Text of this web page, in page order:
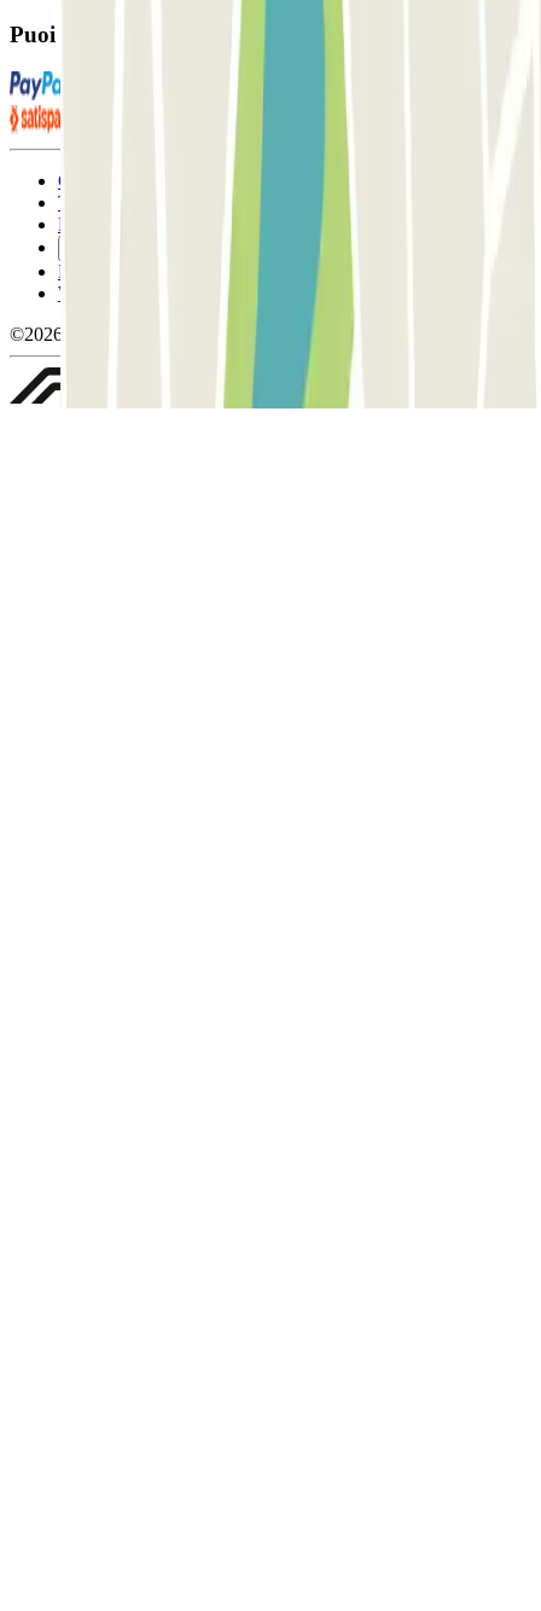
Puoi utilizzare questi metodi di pagamento:
Condizioni contrattuali e di utilizzo
Termini di cancellazione
Politica sui cookies
Politica sulla privacy
Whistleblowing
©2026 Parclick. Tutti i diritti riservati